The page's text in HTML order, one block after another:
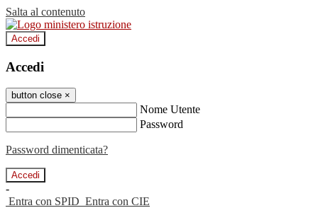
Salta al contenuto
Accedi
Accedi
button close ×
Nome Utente
Password
Password dimenticata?
-
Entra con SPID Entra con CIE